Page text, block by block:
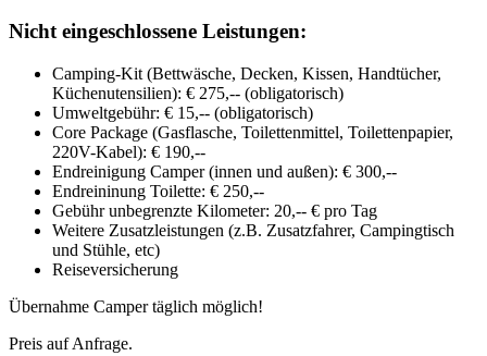
Nicht eingeschlossene Leistungen:
Camping-Kit (Bettwäsche, Decken, Kissen, Handtücher,
Küchenutensilien): € 275,-- (obligatorisch)
Umweltgebühr: € 15,-- (obligatorisch)
Core Package (Gasflasche, Toilettenmittel, Toilettenpapier,
220V-Kabel): € 190,--
Endreinigung Camper (innen und außen): € 300,--
Endreininung Toilette: € 250,--
Gebühr unbegrenzte Kilometer: 20,-- € pro Tag
Weitere Zusatzleistungen (z.B. Zusatzfahrer, Campingtisch
und Stühle, etc)
Reiseversicherung
Übernahme Camper täglich möglich!
Preis auf Anfrage.